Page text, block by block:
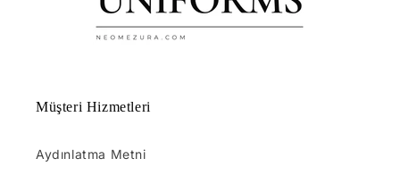
Müşteri Hizmetleri
Aydınlatma Metni